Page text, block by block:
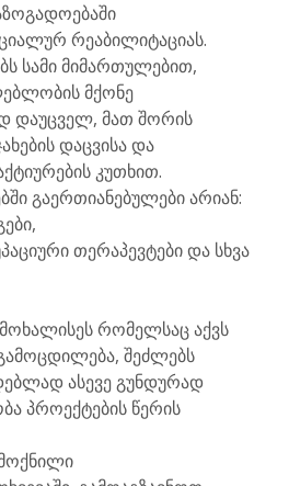
რეაბილიტაციას.
სამი მიმართულებით,
მქონე
დაუცველ, მათ შორის
დაცვისა და
კუთხით.
გაერთიანებულები არიან:
თერაპევტები და სხვა
რომელსაც აქვს
შეძლებს
ასევე გუნდურად
პროექტების წერის